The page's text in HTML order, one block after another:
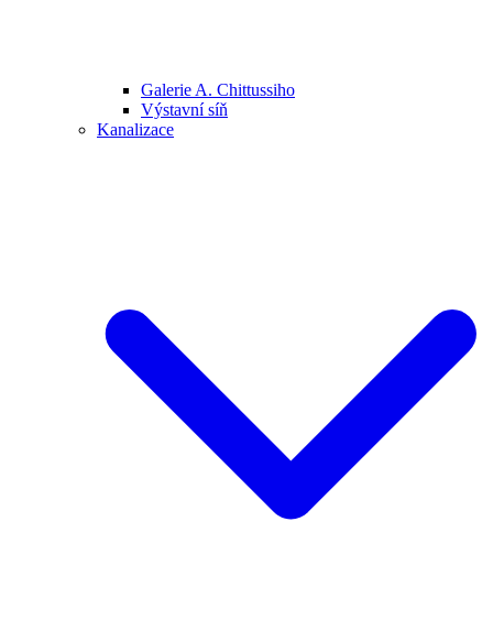
Galerie A. Chittussiho
Výstavní síň
Kanalizace